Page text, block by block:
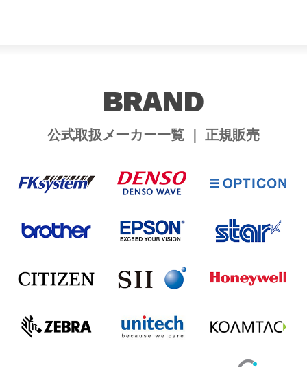
BRAND
公式取扱メーカー一覧 ｜ 正規販売